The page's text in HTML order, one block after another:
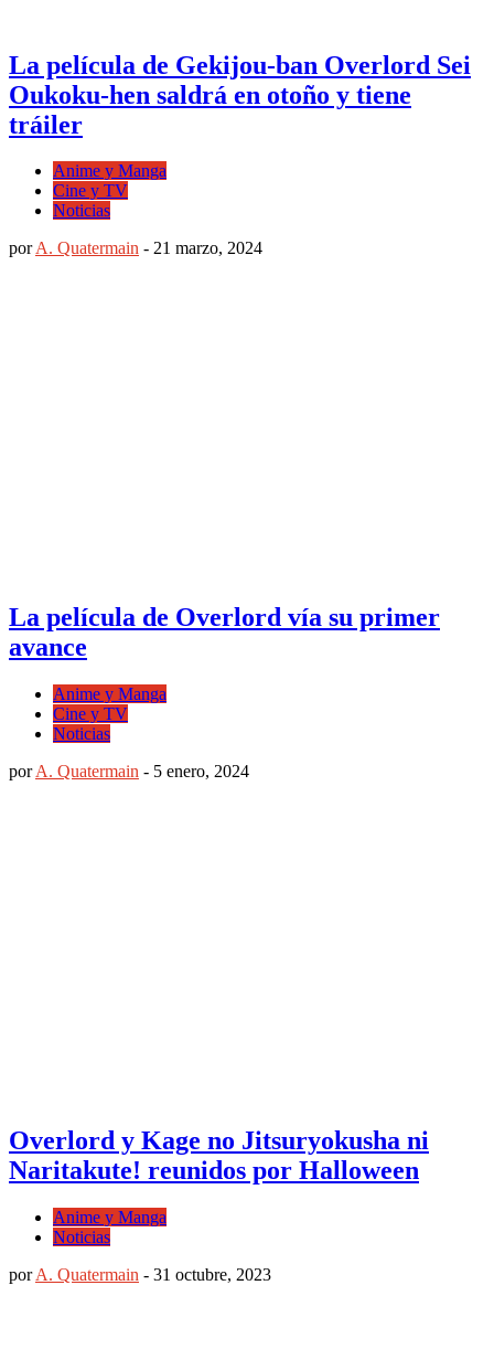
La película de Gekijou-ban Overlord Sei
Oukoku-hen saldrá en otoño y tiene
tráiler
Anime y Manga
Cine y TV
Noticias
porA. Quatermain - 21 marzo, 2024
La película de Overlord vía su primer
avance
Anime y Manga
Cine y TV
Noticias
porA. Quatermain - 5 enero, 2024
Overlord y Kage no Jitsuryokusha ni
Naritakute! reunidos por Halloween
Anime y Manga
Noticias
porA. Quatermain - 31 octubre, 2023